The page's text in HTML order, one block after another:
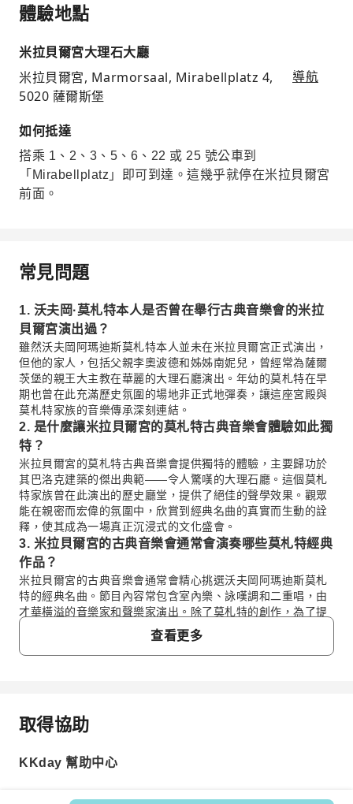
體驗地點
米拉貝爾宮大理石大廳
米拉貝爾宮, Marmorsaal, Mirabellplatz 4,
5020 薩爾斯堡
導航
如何抵達
搭乘 1、2、3、5、6、22 或 25 號公車到
「Mirabellplatz」即可到達。這幾乎就停在米拉貝爾宮
前面。
常見問題
1. 沃夫岡·莫札特本人是否曾在舉行古典音樂會的米拉
貝爾宮演出過？
雖然沃夫岡阿瑪迪斯莫札特本人並未在米拉貝爾宮正式演出，
但他的家人，包括父親李奧波德和姊姊南妮兒，曾經常為薩爾
茨堡的親王大主教在華麗的大理石廳演出。年幼的莫札特在早
期也曾在此充滿歷史氛圍的場地非正式地彈奏，讓這座宮殿與
莫札特家族的音樂傳承深刻連結。
2. 是什麼讓米拉貝爾宮的莫札特古典音樂會體驗如此獨
特？
米拉貝爾宮的莫札特古典音樂會提供獨特的體驗，主要歸功於
其巴洛克建築的傑出典範——令人驚嘆的大理石廳。這個莫札
特家族曾在此演出的歷史廳堂，提供了絕佳的聲學效果。觀眾
能在親密而宏偉的氛圍中，欣賞到經典名曲的真實而生動的詮
釋，使其成為一場真正沉浸式的文化盛會。
3. 米拉貝爾宮的古典音樂會通常會演奏哪些莫札特經典
作品？
米拉貝爾宮的古典音樂會通常會精心挑選沃夫岡阿瑪迪斯莫札
特的經典名曲。節目內容常包含室內樂、詠嘆調和二重唱，由
才華橫溢的音樂家和聲樂家演出。除了莫札特的創作，為了提
供豐富多樣的音樂體驗，也可能呈現當時其他著名古典作曲家
4. 參加米拉貝爾宮莫札特古典音樂會的適當著裝要求是
普遍建議穿著 smart casual（聰明休閒）的服飾。許多參加者
會選擇商務休閒服裝，以表示對歷史場地和演出的尊重。為配
褲、T恤或運動服。
查看更多
常見問題
1. 沃夫岡·莫札特本人是否曾在舉行古典音樂會的米
雖然沃夫岡阿瑪迪斯莫札特本人並未在米拉貝爾宮正式演
取得協助
KKday 幫助中心